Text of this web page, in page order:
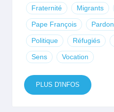
Fraternité Migrants
Pape François Pardon
Politique Réfugiés
Sens Vocation
PLUS D'INFOS